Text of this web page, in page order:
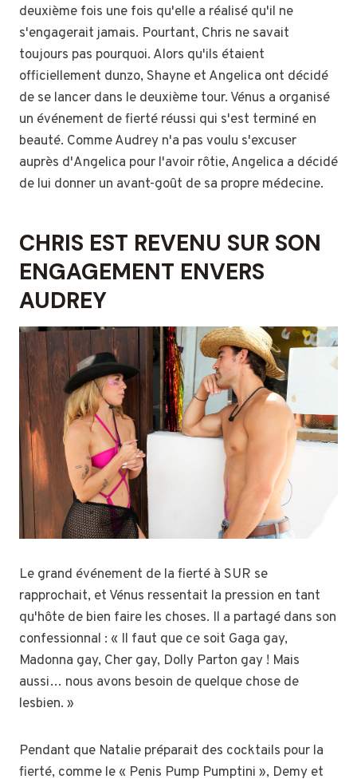
deuxième fois une fois qu'elle a réalisé qu'il ne
s'engagerait jamais. Pourtant, Chris ne savait
toujours pas pourquoi. Alors qu'ils étaient
officiellement dunzo, Shayne et Angelica ont décidé
de se lancer dans le deuxième tour. Vénus a organisé
un événement de fierté réussi qui s'est terminé en
beauté. Comme Audrey n'a pas voulu s'excuser
auprès d'Angelica pour l'avoir rôtie, Angelica a décidé
de lui donner un avant-goût de sa propre médecine.
CHRIS EST REVENU SUR SON
ENGAGEMENT ENVERS
AUDREY
Le grand événement de la fierté à SUR se
rapprochait, et Vénus ressentait la pression en tant
qu'hôte de bien faire les choses. Il a partagé dans son
confessionnal : « Il faut que ce soit Gaga gay,
Madonna gay, Cher gay, Dolly Parton gay ! Mais
aussi… nous avons besoin de quelque chose de
lesbien. »
Pendant que Natalie préparait des cocktails pour la
fierté, comme le « Penis Pump Pumptini », Demy et